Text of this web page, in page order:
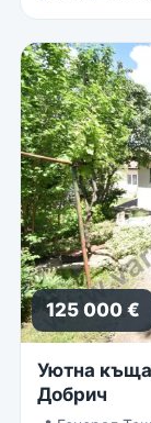
125 000 €
Уютна къща
Добрич